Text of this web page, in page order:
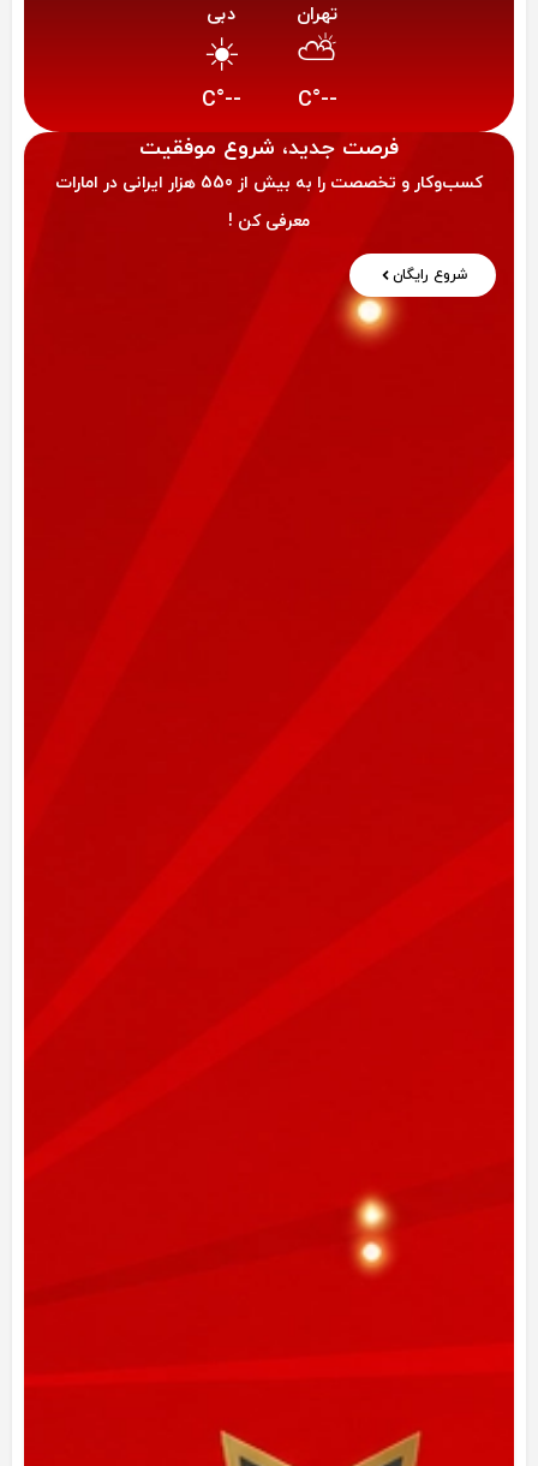
تهران
⛅
--°C
دبی
☀️
--°C
فرصت‌ جدید، شروع موفقیت
کسب‌وکار و تخصصت را به بیش از 550 هزار ایرانی در امارات
معرفی کن !
شروع رایگان